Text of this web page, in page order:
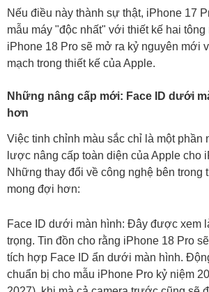
Nếu điều này thành sự thật, iPhone 17
mẫu máy "độc nhất" với thiết kế hai tông
iPhone 18 Pro sẽ mở ra kỷ nguyên mới
mạch trong thiết kế của Apple.
Những nâng cấp mới: Face ID dưới
hơn
Việc tinh chỉnh màu sắc chỉ là một phần
lược nâng cấp toàn diện của Apple cho
Những thay đổi về công nghệ bên trong
mong đợi hơn:
Face ID dưới màn hình: Đây được xem
trọng. Tin đồn cho rằng iPhone 18 Pro
tích hợp Face ID ẩn dưới màn hình.
chuẩn bị cho mẫu iPhone Pro kỷ niệm